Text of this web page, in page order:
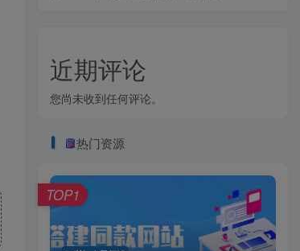
近期评论
您尚未收到任何评论。
热门资源
TOP1